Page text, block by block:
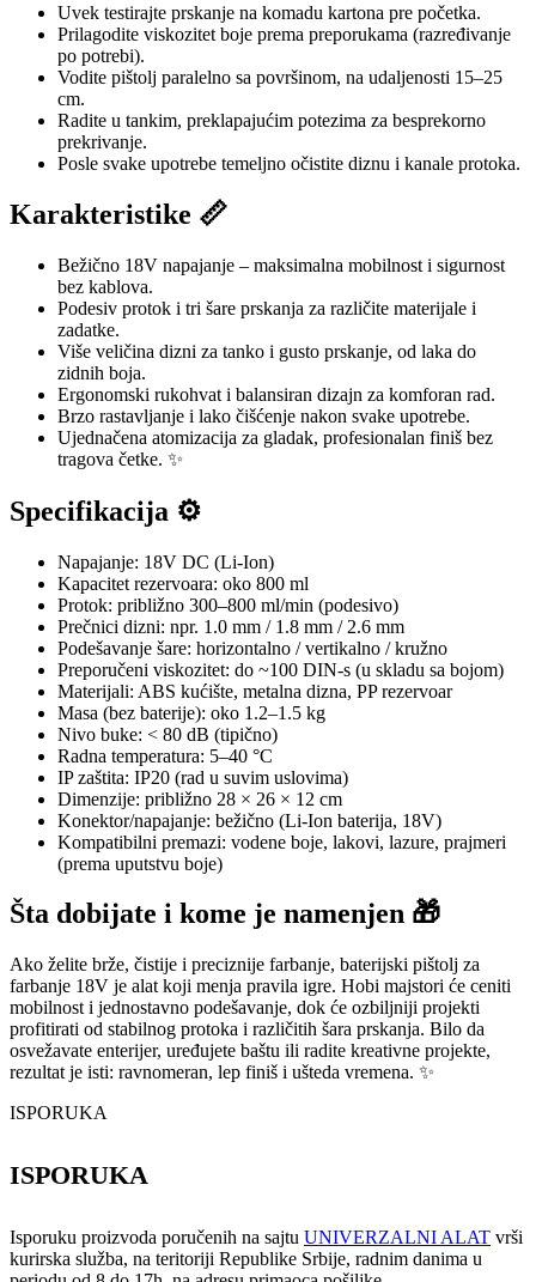
Uvek testirajte prskanje na komadu kartona pre početka.
Prilagodite viskozitet boje prema preporukama (razređivanje
po potrebi).
Vodite pištolj paralelno sa površinom, na udaljenosti 15–25
cm.
Radite u tankim, preklapajućim potezima za besprekorno
prekrivanje.
Posle svake upotrebe temeljno očistite diznu i kanale protoka.
Karakteristike 📏
Bežično 18V napajanje – maksimalna mobilnost i sigurnost
bez kablova.
Podesiv protok i tri šare prskanja za različite materijale i
zadatke.
Više veličina dizni za tanko i gusto prskanje, od laka do
zidnih boja.
Ergonomski rukohvat i balansiran dizajn za komforan rad.
Brzo rastavljanje i lako čišćenje nakon svake upotrebe.
Ujednačena atomizacija za gladak, profesionalan finiš bez
tragova četke. ✨
Specifikacija ⚙️
Napajanje: 18V DC (Li-Ion)
Kapacitet rezervoara: oko 800 ml
Protok: približno 300–800 ml/min (podesivo)
Prečnici dizni: npr. 1.0 mm / 1.8 mm / 2.6 mm
Podešavanje šare: horizontalno / vertikalno / kružno
Preporučeni viskozitet: do ~100 DIN-s (u skladu sa bojom)
Materijali: ABS kućište, metalna dizna, PP rezervoar
Masa (bez baterije): oko 1.2–1.5 kg
Nivo buke: < 80 dB (tipično)
Radna temperatura: 5–40 °C
IP zaštita: IP20 (rad u suvim uslovima)
Dimenzije: približno 28 × 26 × 12 cm
Konektor/napajanje: bežično (Li-Ion baterija, 18V)
Kompatibilni premazi: vodene boje, lakovi, lazure, prajmeri
(prema uputstvu boje)
Šta dobijate i kome je namenjen 🎁
Ako želite brže, čistije i preciznije farbanje, baterijski pištolj za
farbanje 18V je alat koji menja pravila igre. Hobi majstori će ceniti
mobilnost i jednostavno podešavanje, dok će ozbiljniji projekti
profitirati od stabilnog protoka i različitih šara prskanja. Bilo da
osvežavate enterijer, uređujete baštu ili radite kreativne projekte,
rezultat je isti: ravnomeran, lep finiš i ušteda vremena. ✨
ISPORUKA
ISPORUKA
Isporuku proizvoda poručenih na sajtu UNIVERZALNI ALAT vrši
kurirska služba, na teritoriji Republike Srbije, radnim danima u